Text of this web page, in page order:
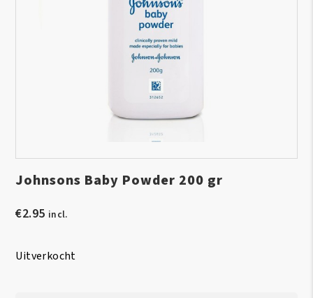
Johnsons Baby Powder 200 gr
€2.95 incl.
Uitverkocht